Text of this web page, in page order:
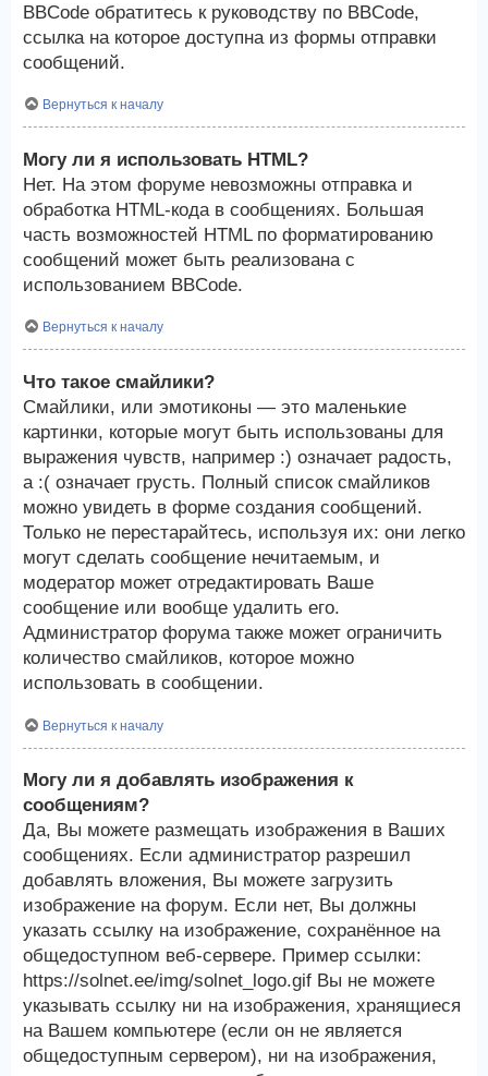
BBCode обратитесь к руководству по BBCode,
ссылка на которое доступна из формы отправки
сообщений.
Вернуться к началу
Могу ли я использовать HTML?
Нет. На этом форуме невозможны отправка и
обработка HTML-кода в сообщениях. Большая
часть возможностей HTML по форматированию
сообщений может быть реализована с
использованием BBCode.
Вернуться к началу
Что такое смайлики?
Смайлики, или эмотиконы — это маленькие
картинки, которые могут быть использованы для
выражения чувств, например :) означает радость,
а :( означает грусть. Полный список смайликов
можно увидеть в форме создания сообщений.
Только не перестарайтесь, используя их: они легко
могут сделать сообщение нечитаемым, и
модератор может отредактировать Ваше
сообщение или вообще удалить его.
Администратор форума также может ограничить
количество смайликов, которое можно
использовать в сообщении.
Вернуться к началу
Могу ли я добавлять изображения к
сообщениям?
Да, Вы можете размещать изображения в Ваших
сообщениях. Если администратор разрешил
добавлять вложения, Вы можете загрузить
изображение на форум. Если нет, Вы должны
указать ссылку на изображение, сохранённое на
общедоступном веб-сервере. Пример ссылки:
https://solnet.ee/img/solnet_logo.gif Вы не можете
указывать ссылку ни на изображения, хранящиеся
на Вашем компьютере (если он не является
общедоступным сервером), ни на изображения,